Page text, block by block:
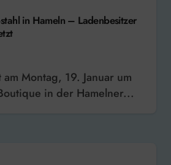
in Hameln – Ladenbesitzer
in der Hamelner...